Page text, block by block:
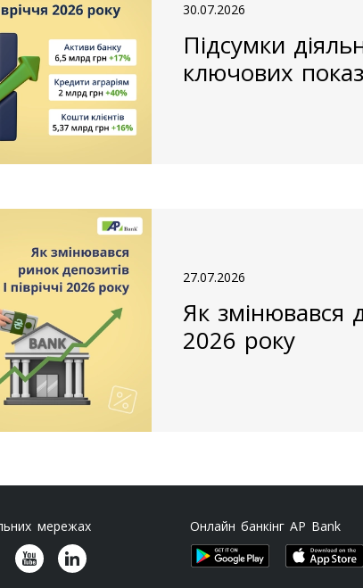
30.07.2026
Підсумки
ключових
27.07.2026
Як змінювався
2026 року
Онлайн банкінг AP Bank
мережах